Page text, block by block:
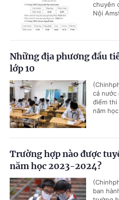
chuyên
Nội
Những địa phương đầu
lớp 10
cả nước
điểm thi
năm
Trường hợp nào được
năm học 2023-2024?
ban